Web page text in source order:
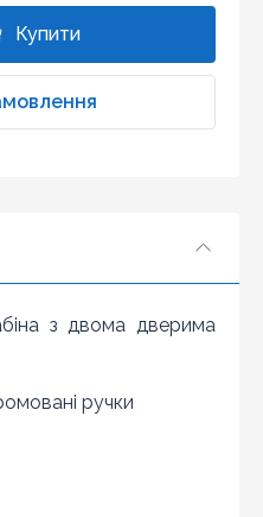
Купити
з двома дверима
ручки
Вам товару
знати, і ми будемо
бути у конкурента в